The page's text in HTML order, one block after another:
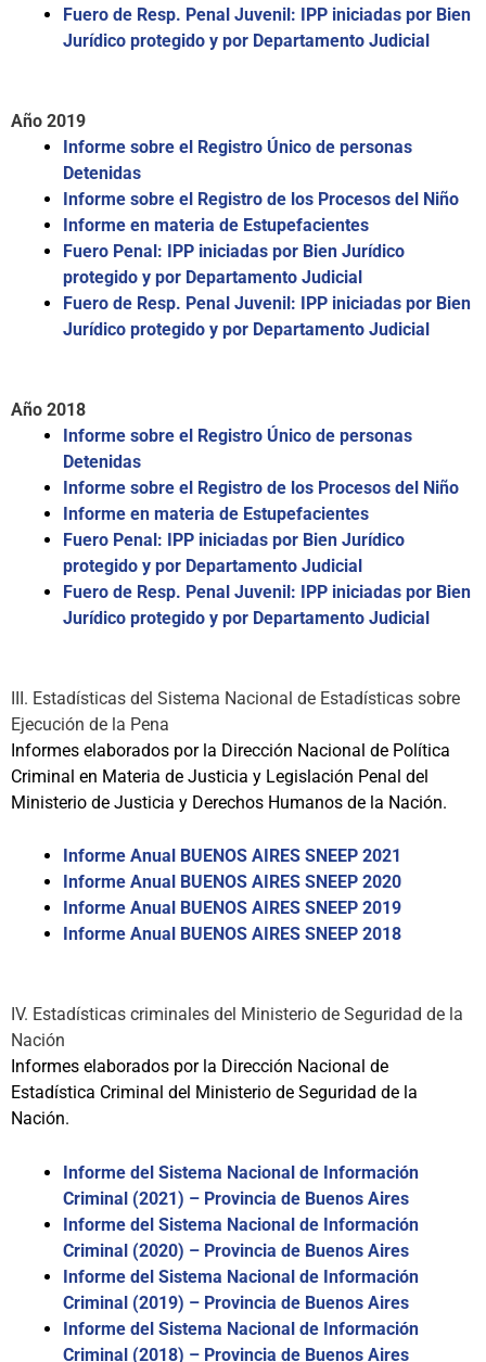
Fuero de Resp. Penal Juvenil: IPP iniciadas por Bien
Jurídico protegido y por Departamento Judicial
Año 2019
Informe sobre el Registro Único de personas
Detenidas
Informe sobre el Registro de los Procesos del Niño
Informe en materia de Estupefacientes
Fuero Penal: IPP iniciadas por Bien Jurídico
protegido y por Departamento Judicial
Fuero de Resp. Penal Juvenil: IPP iniciadas por Bien
Jurídico protegido y por Departamento Judicial
Año 2018
Informe sobre el Registro Único de personas
Detenidas
Informe sobre el Registro de los Procesos del Niño
Informe en materia de Estupefacientes
Fuero Penal: IPP iniciadas por Bien Jurídico
protegido y por Departamento Judicial
Fuero de Resp. Penal Juvenil: IPP iniciadas por Bien
Jurídico protegido y por Departamento Judicial
III. Estadísticas del Sistema Nacional de Estadísticas sobre
Ejecución de la Pena
Informes elaborados por la Dirección Nacional de Política
Criminal en Materia de Justicia y Legislación Penal del
Ministerio de Justicia y Derechos Humanos de la Nación.
Informe Anual BUENOS AIRES SNEEP 2021
Informe Anual BUENOS AIRES SNEEP 2020
Informe Anual BUENOS AIRES SNEEP 2019
Informe Anual BUENOS AIRES SNEEP 2018
IV. Estadísticas criminales del Ministerio de Seguridad de la
Nación
Informes elaborados por la Dirección Nacional de
Estadística Criminal del Ministerio de Seguridad de la
Nación.
Informe del Sistema Nacional de Información
Criminal (2021) – Provincia de Buenos Aires
Informe del Sistema Nacional de Información
Criminal (2020) – Provincia de Buenos Aires
Informe del Sistema Nacional de Información
Criminal (2019) – Provincia de Buenos Aires
Informe del Sistema Nacional de Información
Criminal (2018) – Provincia de Buenos Aires